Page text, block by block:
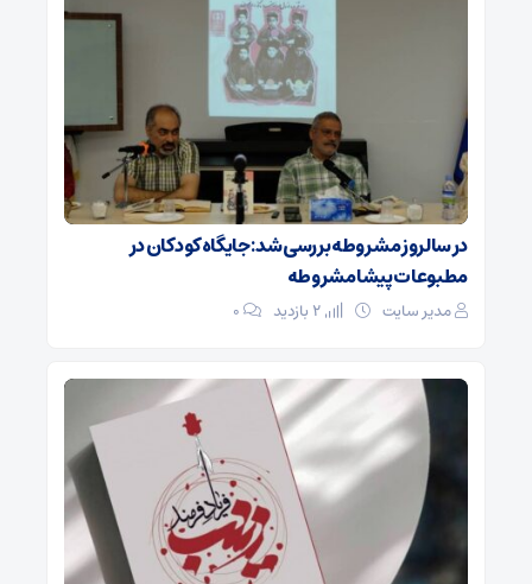
در سالروز مشروطه بررسی شد: جایگاه کودکان در
مطبوعات پیشامشروطه
مدیر سایت ۰